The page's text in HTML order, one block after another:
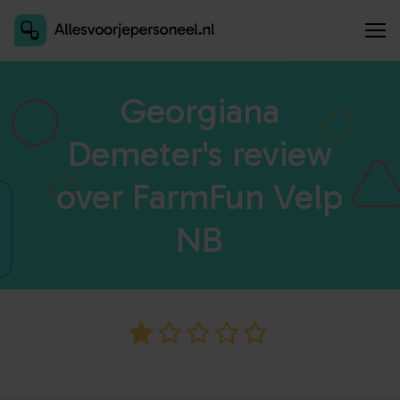
Georgiana
Demeter's review
over FarmFun Velp
NB